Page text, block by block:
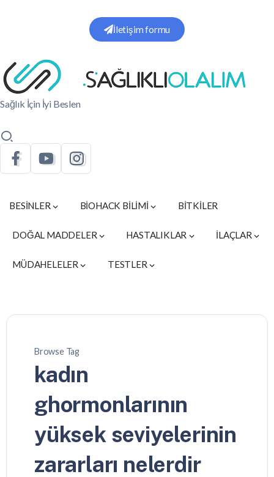
İletişim formu
Sağlık İçin İyi Beslen
BESİNLER BİOHACK BİLİMİ BİTKİLER
DOĞAL MADDELER HASTALIKLAR İLAÇLAR
MÜDAHELELER TESTLER
Browse Tag
kadın
ghormonlarının
yüksek seviyelerinin
zararları nelerdir